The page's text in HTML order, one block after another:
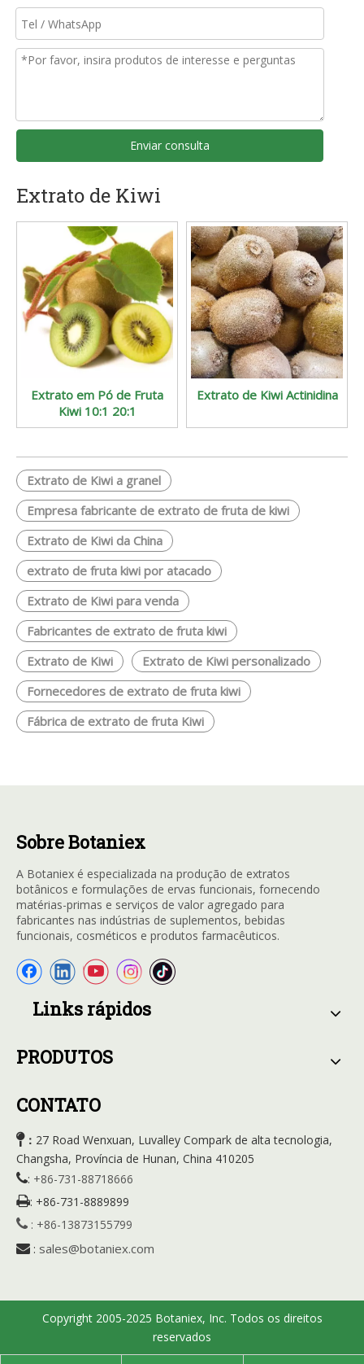
Enviar consulta
Extrato de Kiwi
Extrato em Pó de Fruta
Kiwi 10:1 20:1
Extrato de Kiwi Actinidina
Extrato de Kiwi a granel
Empresa fabricante de extrato de fruta de kiwi
Extrato de Kiwi da China
extrato de fruta kiwi por atacado
Extrato de Kiwi para venda
Fabricantes de extrato de fruta kiwi
Extrato de Kiwi
Extrato de Kiwi personalizado
Fornecedores de extrato de fruta kiwi
Fábrica de extrato de fruta Kiwi
Sobre Botaniex
A Botaniex é especializada na produção de extratos
botânicos e formulações de ervas funcionais, fornecendo
matérias-primas e serviços de valor agregado para
fabricantes nas indústrias de suplementos, bebidas
funcionais, cosméticos e produtos farmacêuticos.
Links rápidos
PRODUTOS
CONTATO
： 27 Road Wenxuan, Luvalley Compark de alta tecnologia,
Changsha, Província de Hunan, China 410205
: +86-731-88718666
: +86-731-8889899
 : +86-13873155799
 : sales@botaniex.com
Copyright 2005-2025 Botaniex, Inc. Todos os direitos
reservados